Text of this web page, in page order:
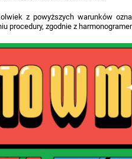
z powyższych warunków
procedury, zgodnie z